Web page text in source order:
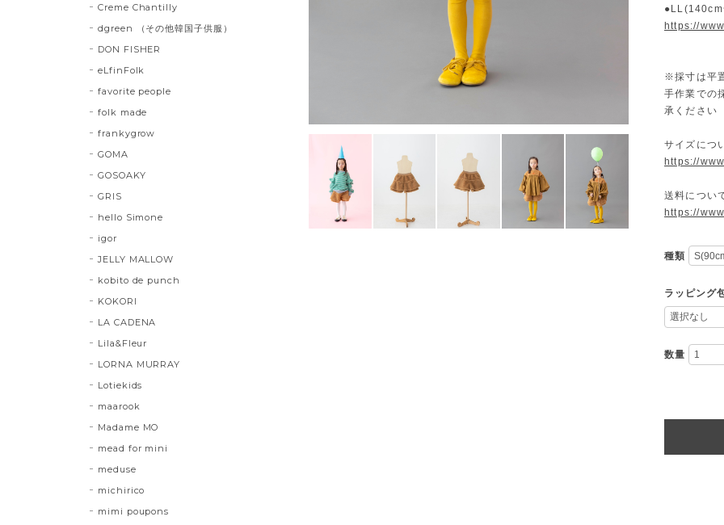
https://
※採寸は平
手作業での
承ください
サイズにつ
https://
送料につい
https://
種類
ラッピング
数量
Creme Chantilly
dgreen （その他韓国子供服）
DON FISHER
eLfinFolk
favorite people
folk made
frankygrow
GOMA
GOSOAKY
GRIS
hello Simone
igor
JELLY MALLOW
kobito de punch
KOKORI
LA CADENA
Lila&Fleur
LORNA MURRAY
Lotiekids
maarook
Madame MO
mead for mini
meduse
michirico
mimi poupons